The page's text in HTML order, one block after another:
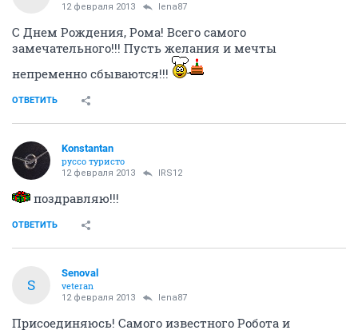
12 февраля 2013 lena87
С Днем Рождения, Рома! Всего самого
замечательного!!! Пусть желания и мечты
непременно сбываются!!!
ОТВЕТИТЬ
Konstantan
руссо туристо
12 февраля 2013 IRS12
поздравляю!!!
ОТВЕТИТЬ
S
Senoval
veteran
12 февраля 2013 lena87
Присоединяюсь! Самого известного Робота и